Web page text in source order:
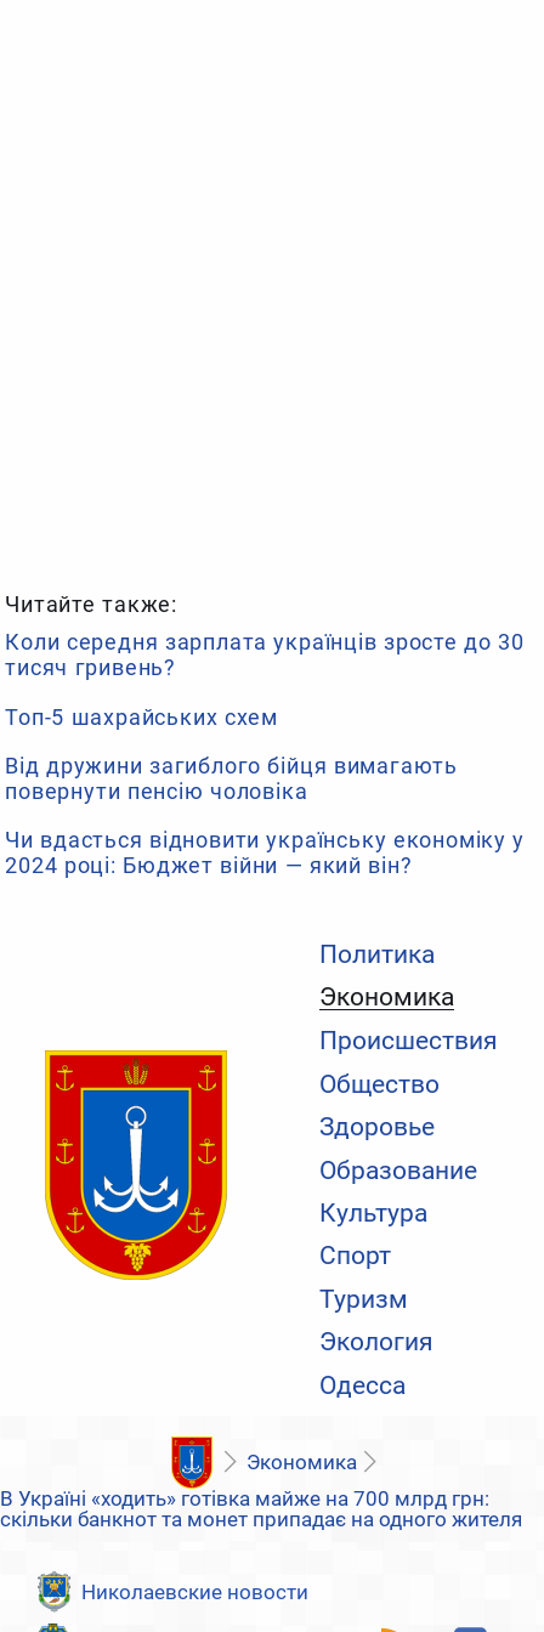
Политика
Экономика
Происшествия
Общество
Здоровье
Образование
Культура
Спорт
Туризм
Экология
Одесса
Читайте также:
Коли середня зарплата українців зросте до 30
тисяч гривень?
Топ-5 шахрайських схем
Від дружини загиблого бійця вимагають
повернути пенсію чоловіка
Чи вдасться відновити українську економіку у
2024 році: Бюджет війни — який він?
Экономика
В Україні «ходить» готівка майже на 700 млрд грн:
скільки банкнот та монет припадає на одного жителя
Николаевские новости